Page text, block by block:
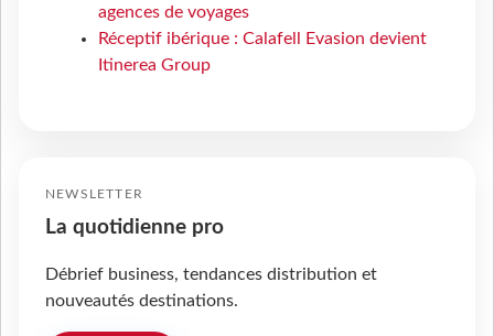
agences de voyages
Réceptif ibérique : Calafell Evasion devient
Itinerea Group
NEWSLETTER
La quotidienne pro
Débrief business, tendances distribution et
nouveautés destinations.